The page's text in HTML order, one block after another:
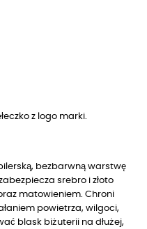
z logo marki.
bezbarwną warstwę
srebro i złoto
matowieniem. Chroni
powietrza, wilgoci,
blask biżuterii na dłużej,